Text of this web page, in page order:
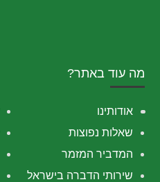
מה עוד באתר?
אודותינו
שאלות נפוצות
המדביר המזמר
שירותי הדברה בישראל